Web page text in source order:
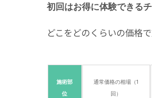
初回はお得に体験できる
どこをどのくらいの価格
施術部
位
通常価格の相場（1
回）